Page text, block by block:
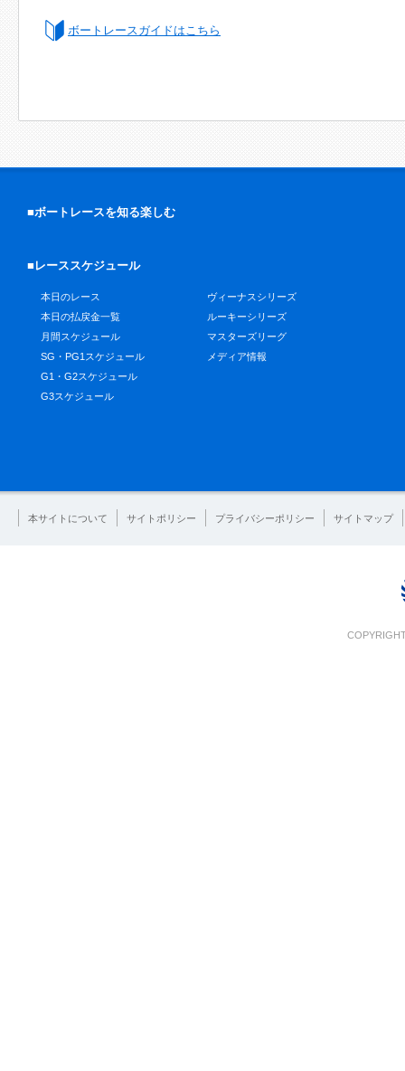
ボートレースガイドはこちら
■ボートレースを知る楽しむ
■レーススケジュール
本日のレース
本日の払戻金一覧
月間スケジュール
SG・PG1スケジュール
G1・G2スケジュール
G3スケジュール
ヴィーナスシリーズ
ルーキーシリーズ
マスターズリーグ
メディア情報
本サイトについて サイトポリシー プライバシーポリシー サイトマップ